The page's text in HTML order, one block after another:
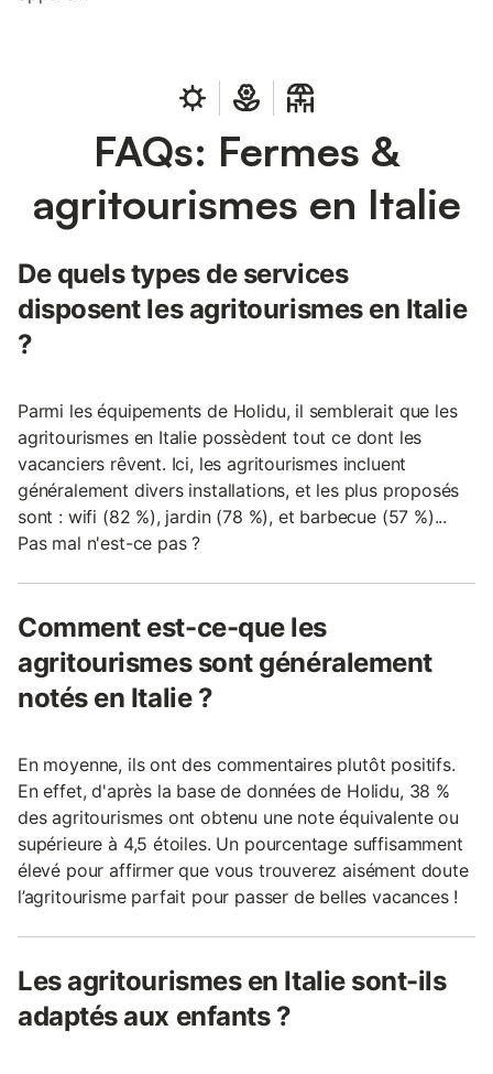
FAQs: Fermes &
agritourismes en Italie
De quels types de services
disposent les agritourismes en Italie
?
Parmi les équipements de Holidu, il semblerait que les
agritourismes en Italie possèdent tout ce dont les
vacanciers rêvent. Ici, les agritourismes incluent
généralement divers installations, et les plus proposés
sont : wifi (82 %), jardin (78 %), et barbecue (57 %)...
Pas mal n'est-ce pas ?
Comment est-ce-que les
agritourismes sont généralement
notés en Italie ?
En moyenne, ils ont des commentaires plutôt positifs.
En effet, d'après la base de données de Holidu, 38 %
des agritourismes ont obtenu une note équivalente ou
supérieure à 4,5 étoiles. Un pourcentage suffisamment
élevé pour affirmer que vous trouverez aisément doute
l’agritourisme parfait pour passer de belles vacances !
Les agritourismes en Italie sont-ils
adaptés aux enfants ?